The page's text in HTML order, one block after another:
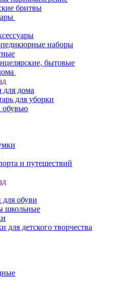
бритвы
наборы
бытовые
для дома
для уборки
обувью
и путешествий
обуви
школьные
для детского творчества